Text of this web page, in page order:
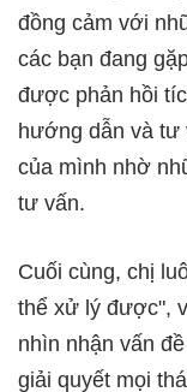
đồng cảm với
các bạn đang
được phản hồi
hướng dẫn và tư
của mình nhờ
tư vấn.
Cuối cùng, chị
thể xử lý được",
nhìn nhận vấn
giải quyết mọi